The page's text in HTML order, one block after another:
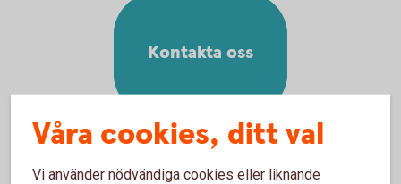
Kontakta oss
Våra cookies, ditt val
Vi använder nödvändiga cookies eller liknande